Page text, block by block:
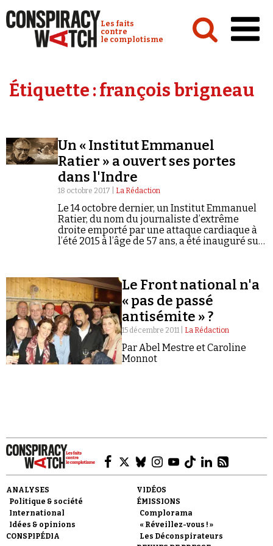
Conspiracy Watch :
Les faits
contre
le complotisme
Analyses
Vidéos
Émissions
Revues de presse
Faire un don
Demander à Vera
Étiquette :françois brigneau
Un « Institut Emmanuel
Ratier » a ouvert ses portes
dans l'Indre
18 octobre 2017 | La Rédaction
Le 14 octobre dernier, un Institut Emmanuel
Ratier, du nom du journaliste d’extrême
droite emporté par une attaque cardiaque à
l’été 2015 à l’âge de 57 ans, a été inauguré sur
Le Front national n'a
« pas de passé
antisémite » ?
15 décembre 2011 | La Rédaction
Par Abel Mestre et Caroline
Monnot
ANALYSES
Politique & société
International
Idées & opinions
CONSPIPÉDIA
VIDÉOS
ÉMISSIONS
Complorama
« Réveillez-vous ! »
Les Déconspirateurs